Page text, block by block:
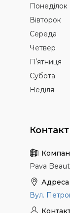
Понеділок
Вівторок
Середа
Четвер
Пʼятниця
Субота
Неділя
Pava
Вул.